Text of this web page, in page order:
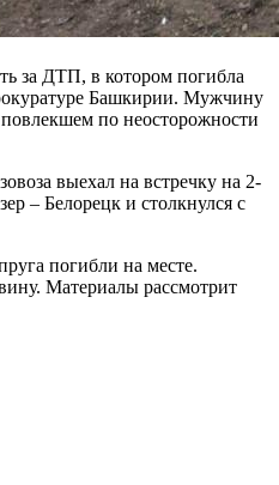
за ДТП, в котором погибла
Башкирии. Мужчину
по неосторожности
выехал на встречку на 2-
– Белорецк и столкнулся с
погибли на месте.
Материалы рассмотрит